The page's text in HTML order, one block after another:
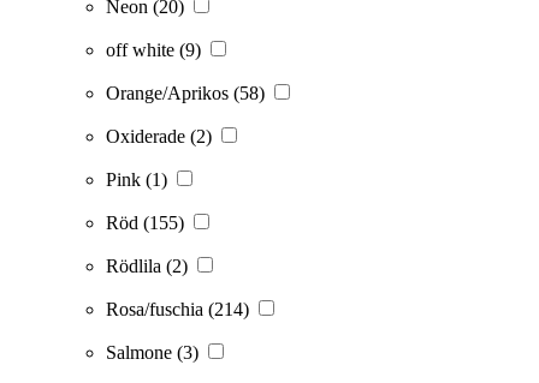
Neon (20)
off white (9)
Orange/Aprikos (58)
Oxiderade (2)
Pink (1)
Röd (155)
Rödlila (2)
Rosa/fuschia (214)
Salmone (3)